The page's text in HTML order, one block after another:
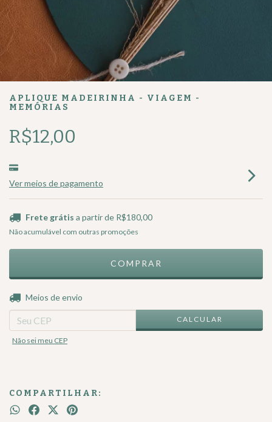
APLIQUE MADEIRINHA - VIAGEM -
MEMÓRIAS
R$12,00
Ver meios de pagamento
Frete grátis a partir de R$180,00
Não acumulável com outras promoções
Entregas para o CEP:
Meios de envio
CALCULAR
Não sei meu CEP
COMPARTILHAR: